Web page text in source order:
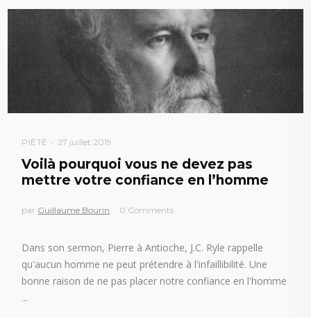
PIÉTÉ 27 juillet 2019
Voilà pourquoi vous ne devez pas
mettre votre confiance en l’homme
par Guillaume Bourin 0 Comments
Dans son sermon, Pierre à Antioche, J.C. Ryle rappelle
qu'aucun homme ne peut prétendre à l'infaillibilité. Une
bonne raison de ne pas placer notre confiance en l'homme